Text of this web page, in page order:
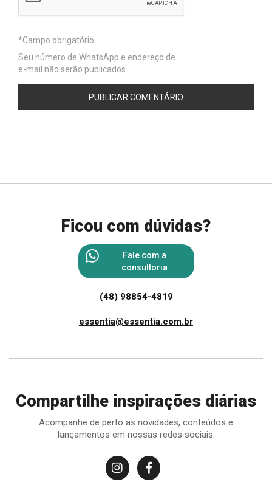
Seu número de WhatsApp e endereço de
e-mail não serão publicados.
Ficou com dúvidas?
Fale com a
consultoria
(48) 98854-4819
essentia@essentia.com.br
Compartilhe inspirações diárias
Acompanhe de perto as novidades, conteúdos e
lançamentos em nossas redes sociais.